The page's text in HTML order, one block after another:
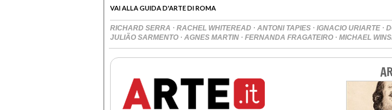
VAI ALLA GUIDA D'ARTE DI ROMA
RICHARD SERRA · RACHEL WHITEREAD · ANTONI TAPIES · IGNACIO URIARTE ·
JULIÃO SARMENTO · AGNES MARTIN · FERNANDA FRAGATEIRO · MICHAEL